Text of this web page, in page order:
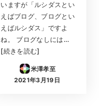
いますが「ルシダスとい
えばブログ、ブログとい
えばルシダス」ですよ
ね。 ブログなしには…
[続きを読む]
米澤孝至
投稿日
2021年3月19日